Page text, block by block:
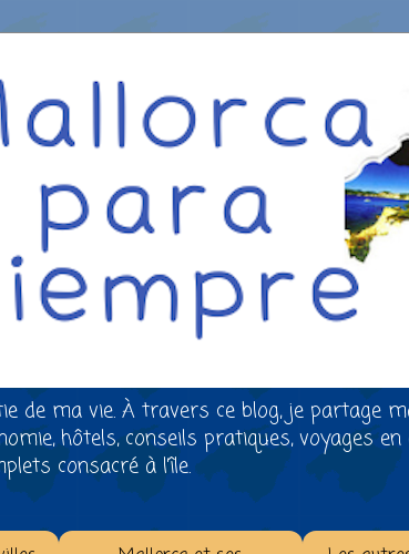
de ma vie. À travers ce blog, je partage
hôtels, conseils pratiques, voyages
consacré à l’île.